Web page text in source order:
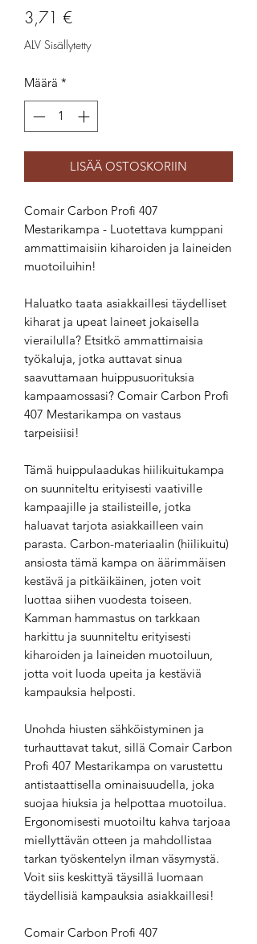
3,71 €Hinta
ALV Sisällytetty
Määrä *
LISÄÄ OSTOSKORIIN
Comair Carbon Profi 407
Mestarikampa - Luotettava kumppani
ammattimaisiin kiharoiden ja laineiden
muotoiluihin!
Haluatko taata asiakkaillesi täydelliset
kiharat ja upeat laineet jokaisella
vierailulla? Etsitkö ammattimaisia
työkaluja, jotka auttavat sinua
saavuttamaan huippusuorituksia
kampaamossasi? Comair Carbon Profi
407 Mestarikampa on vastaus
tarpeisiisi!
Tämä huippulaadukas hiilikuitukampa
on suunniteltu erityisesti vaativille
kampaajille ja stailisteille, jotka
haluavat tarjota asiakkailleen vain
parasta. Carbon-materiaalin (hiilikuitu)
ansiosta tämä kampa on äärimmäisen
kestävä ja pitkäikäinen, joten voit
luottaa siihen vuodesta toiseen.
Kamman hammastus on tarkkaan
harkittu ja suunniteltu erityisesti
kiharoiden ja laineiden muotoiluun,
jotta voit luoda upeita ja kestäviä
kampauksia helposti.
Unohda hiusten sähköistyminen ja
turhauttavat takut, sillä Comair Carbon
Profi 407 Mestarikampa on varustettu
antistaattisella ominaisuudella, joka
suojaa hiuksia ja helpottaa muotoilua.
Ergonomisesti muotoiltu kahva tarjoaa
miellyttävän otteen ja mahdollistaa
tarkan työskentelyn ilman väsymystä.
Voit siis keskittyä täysillä luomaan
täydellisiä kampauksia asiakkaillesi!
Comair Carbon Profi 407